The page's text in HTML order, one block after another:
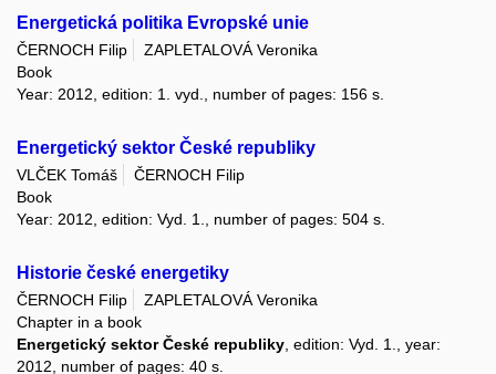
Energetická politika Evropské unie
ČERNOCH Filip
ZAPLETALOVÁ Veronika
Book
Year: 2012, edition: 1. vyd., number of pages: 156 s.
Energetický sektor České republiky
VLČEK Tomáš
ČERNOCH Filip
Book
Year: 2012, edition: Vyd. 1., number of pages: 504 s.
Historie české energetiky
ČERNOCH Filip
ZAPLETALOVÁ Veronika
Chapter in a book
Energetický sektor České republiky, edition: Vyd. 1., year:
2012, number of pages: 40 s.